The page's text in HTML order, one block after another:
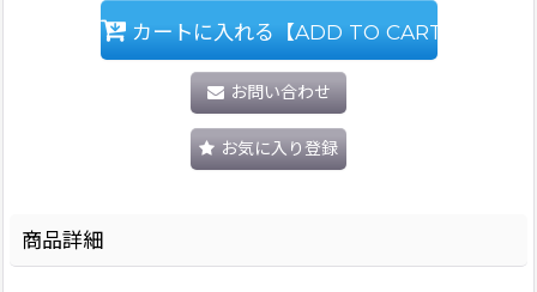
カートに入れる【ADD TO CART】
お問い合わせ
お気に入り登録
商品詳細